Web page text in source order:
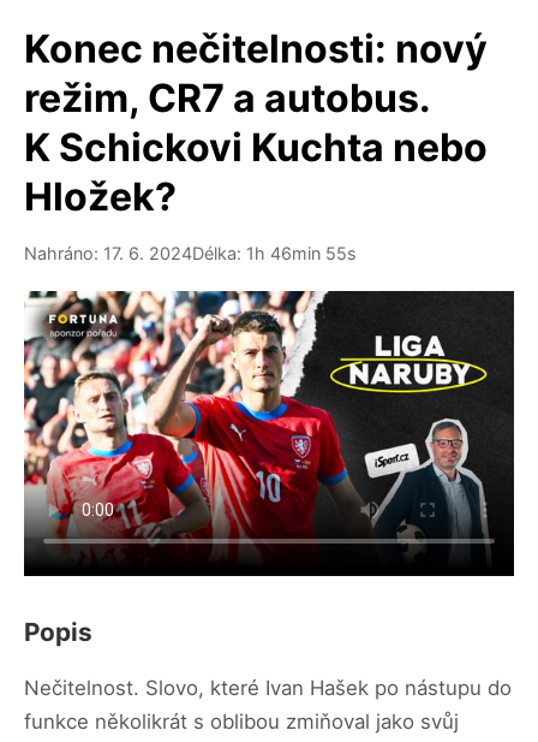
Konec nečitelnosti: nový
režim, CR7 a autobus.
K Schickovi Kuchta nebo
Hložek?
Nahráno: 17. 6. 2024Délka: 1h 46min 55s
Popis
Nečitelnost. Slovo, které Ivan Hašek po nástupu do
funkce několikrát s oblibou zmiňoval jako svůj